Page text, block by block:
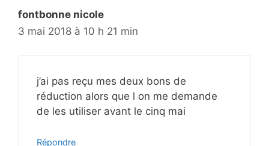
fontbonne nicole
3 mai 2018 à 10 h 21 min
j’ai pas reçu mes deux bons de
réduction alors que l on me demande
de les utiliser avant le cinq mai
Répondre